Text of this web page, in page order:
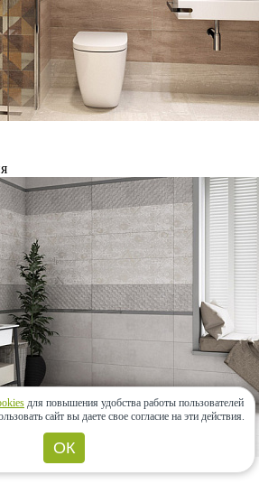
для повышения удобства работы пользователей
сайт вы даете свое согласие на эти действия.
ОК